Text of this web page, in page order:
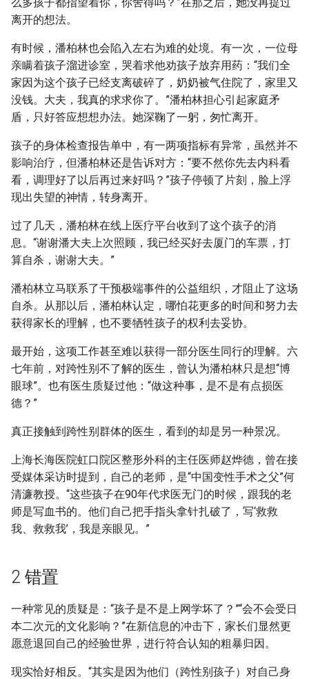
离开的想法。
有时候，潘柏林也会陷入左右为难的处境。有一次，一位母
亲瞒着孩子溜进诊室，哭着求他劝孩子放弃用药：“我们全
家因为这个孩子已经支离破碎了，奶奶被气住院了，家里又
没钱。大夫，我真的求求你了。”潘柏林担心引起家庭矛
盾，只好答应想想办法。她深鞠了一躬，匆忙离开。
孩子的身体检查报告单中，有一两项指标有异常，虽然并不
影响治疗，但潘柏林还是告诉对方：“要不然你先去内科看
看，调理好了以后再过来好吗？”孩子停顿了片刻，脸上浮
现出失望的神情，转身离开。
过了几天，潘柏林在线上医疗平台收到了这个孩子的消
息。“谢谢潘大夫上次照顾，我已经买好去厦门的车票，打
算自杀，谢谢大夫。”
潘柏林立马联系了干预极端事件的公益组织，才阻止了这场
自杀。从那以后，潘柏林认定，哪怕花更多的时间和努力去
获得家长的理解，也不要牺牲孩子的权利去妥协。
最开始，这项工作甚至难以获得一部分医生同行的理解。六
七年前，对跨性别不了解的医生，曾认为潘柏林只是想“博
眼球”。也有医生质疑过他：“做这种事，是不是有点损医
德？”
真正接触到跨性别群体的医生，看到的却是另一种景况。
上海长海医院虹口院区整形外科的主任医师赵烨德，曾在接
受媒体采访时提到，自己的老师，是“中国变性手术之父”何
清濂教授。“这些孩子在90年代求医无门的时候，跟我的老
师是写血书的。他们自己把手指头拿针扎破了，写‘救救
我、救救我’，我是亲眼见。”
2 错置
一种常见的质疑是：“孩子是不是上网学坏了？”“会不会受日
本二次元的文化影响？”在新信息的冲击下，家长们显然更
愿意退回自己的经验世界，进行符合认知的粗暴归因。
现实恰好相反。“其实是因为他们（跨性别孩子）对自己身